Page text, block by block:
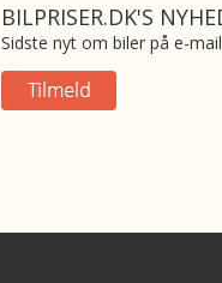
BILPRISER.DK'S
Sidste nyt om biler på e-